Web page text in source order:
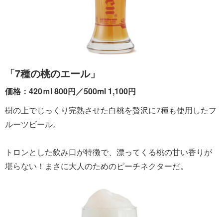
「7種の桃のエール」
価格：420ｍl 800円／500ml 1,100円
樹の上でじっくり完熟させた白桃を贅沢に7種も使用したフ
ルーツビール。
トロンとした飲み口が特徴で、漂ってくる桃の甘い香りが
堪らない！まさに大人のためのピーチネクターだ。